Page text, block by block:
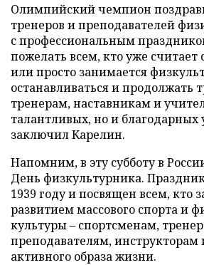
Олимпийский чемпион
тренеров и преподавателей
с профессиональным
пожелать всем, кто уже считает
или просто занимается
останавливаться и продолжать
тренерам, наставникам и
талантливых, но и благодарных
заключил Карелин.
Напомним, в эту субботу в
День физкультурника.
1939 году и посвящен всем, кто
развитием массового спорта и
культуры – спортсменам,
преподавателям,
активного образа жизни.